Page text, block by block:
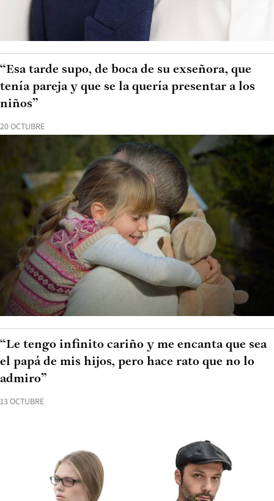
20 OCTUBRE
“Esa tarde supo, de boca de su exseñora, que
tenía pareja y que se la quería presentar a los
niños”
13 OCTUBRE
“Le tengo infinito cariño y me encanta que sea
el papá de mis hijos, pero hace rato que no lo
admiro”